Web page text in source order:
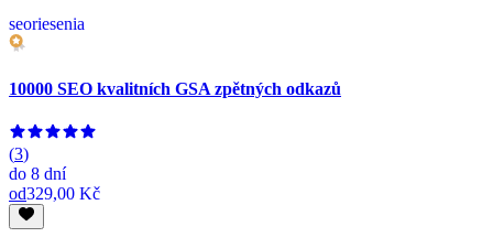
seoriesenia
10000 SEO kvalitních GSA zpětných odkazů
(3)
do 8 dní
od329,00 Kč